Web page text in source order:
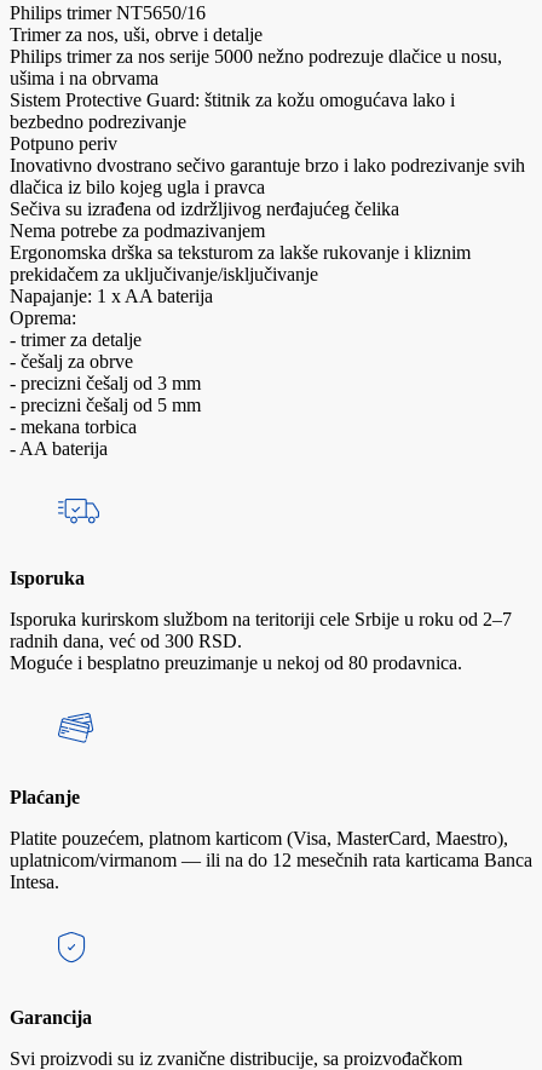
Philips trimer NT5650/16
Trimer za nos, uši, obrve i detalje
Philips trimer za nos serije 5000 nežno podrezuje dlačice u nosu,
ušima i na obrvama
Sistem Protective Guard: štitnik za kožu omogućava lako i
bezbedno podrezivanje
Potpuno periv
Inovativno dvostrano sečivo garantuje brzo i lako podrezivanje svih
dlačica iz bilo kojeg ugla i pravca
Sečiva su izrađena od izdržljivog nerđajućeg čelika
Nema potrebe za podmazivanjem
Ergonomska drška sa teksturom za lakše rukovanje i kliznim
prekidačem za uključivanje/isključivanje
Napajanje: 1 x AA baterija
Oprema:
- trimer za detalje
- češalj za obrve
- precizni češalj od 3 mm
- precizni češalj od 5 mm
- mekana torbica
- AA baterija
Isporuka
Isporuka kurirskom službom na teritoriji cele Srbije u roku od 2–7
radnih dana, već od 300 RSD.
Moguće i besplatno preuzimanje u nekoj od 80 prodavnica.
Plaćanje
Platite pouzećem, platnom karticom (Visa, MasterCard, Maestro),
uplatnicom/virmanom — ili na do 12 mesečnih rata karticama Banca
Intesa.
Garancija
Svi proizvodi su iz zvanične distribucije, sa proizvođačkom